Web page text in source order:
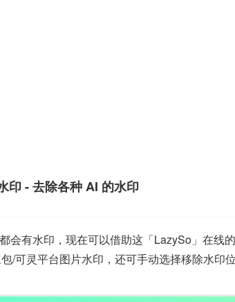
印 - 去除各种 AI 的水印
会有水印，现在可以借助这「LazySo」在
/可灵平台图片水印，还可手动选择移除水印位